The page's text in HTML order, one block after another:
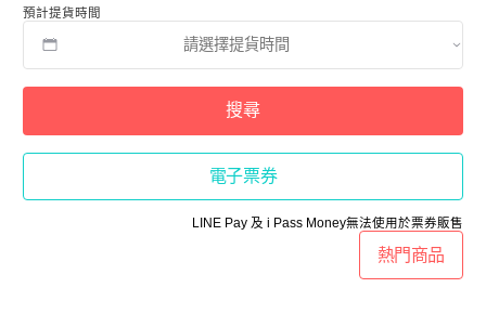
預計提貨時間
搜尋
電子票券
LINE Pay 及 i Pass Money無法使用於票券販售
熱門商品